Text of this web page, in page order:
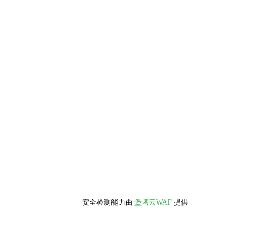
安全检测能力由 堡塔云WAF 提供